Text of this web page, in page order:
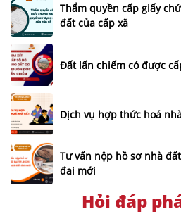
Thẩm quyền cấp giấy
đất của cấp xã
Đất lấn chiếm có được
Dịch vụ hợp thức hoá
Tư vấn nộp hồ sơ nhà
đai mới
Hỏi đáp